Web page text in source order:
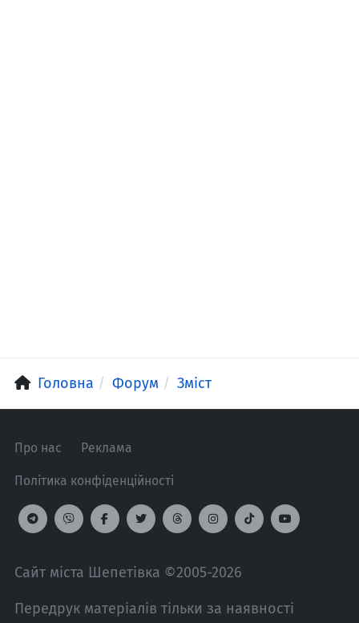
Головна Форум Зміст
Про нас Реклама
Політика конфіденційності
Сайт міста Шепетівка ©2005-2026
Передрук матеріалів тільки за наявності